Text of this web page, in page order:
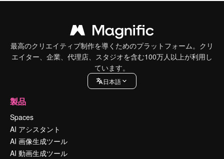
最高のクリエイティブ制作を導くためのプラットフォーム。クリ
エイター、企業、代理店、スタジオを含む100万人以上が利用し
ています。
日本語
製品
Spaces
AI アシスタント
AI 画像生成ツール
AI 動画生成ツール